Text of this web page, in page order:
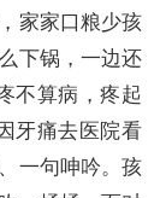
家家口粮少孩
下锅，一边还
不算病，疼起
牙痛去医院看
一句呻吟。孩